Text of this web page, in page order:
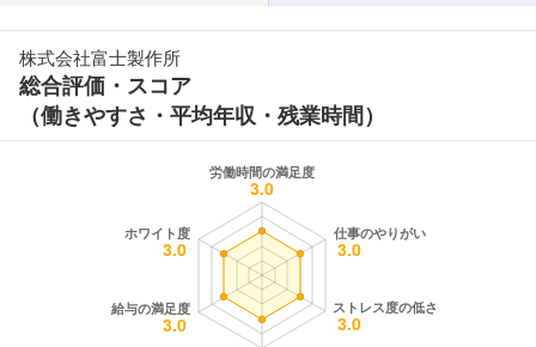
株式会社富士製作所
総合評価・スコア
（働きやすさ・平均年収・残業時間）